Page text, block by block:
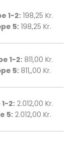
1-2:198,25 Kr.
5:198,25 Kr. ​​​
1-2:811,00 Kr.
5:811,,00 Kr. ​​​
2:2.012,00 Kr.
5:2.012,00 Kr. ​​​